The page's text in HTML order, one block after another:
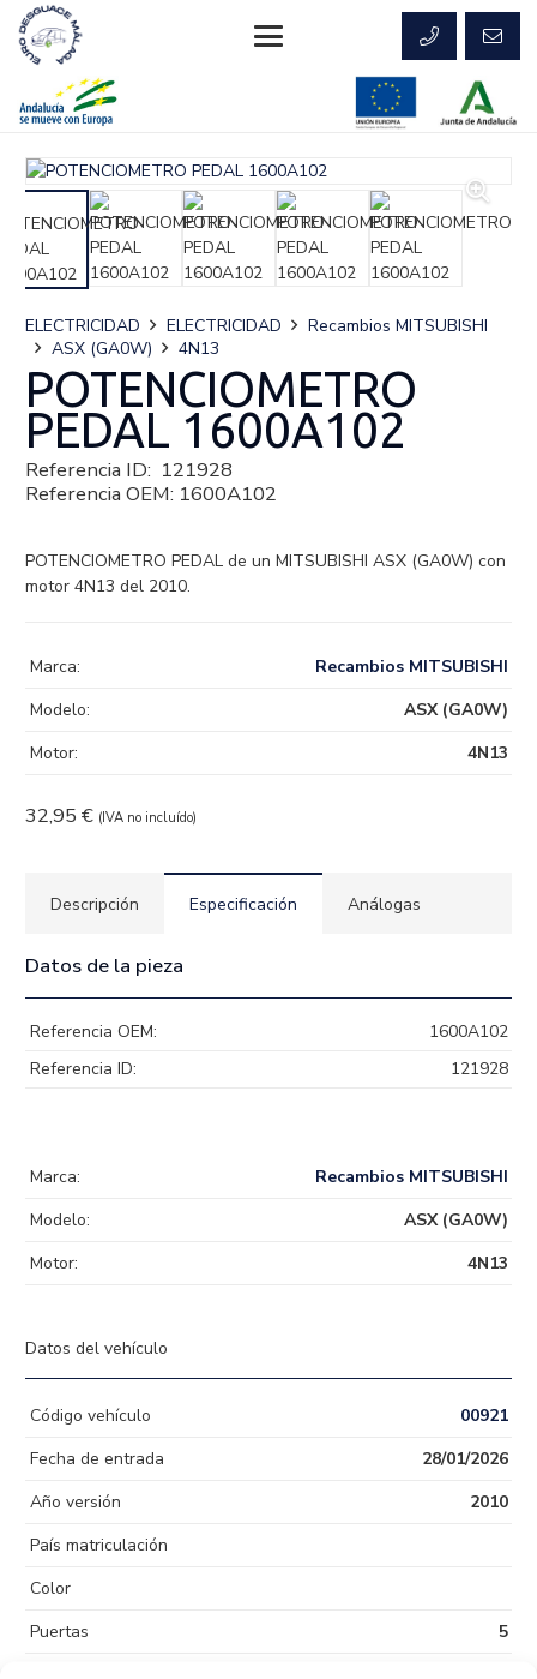
ELECTRICIDAD ELECTRICIDAD
Recambios MITSUBISHI
ASX (GA0W)
4N13
POTENCIOMETRO
PEDAL 1600A102
Referencia ID: 121928
Referencia OEM: 1600A102
POTENCIOMETRO PEDAL de un MITSUBISHI ASX (GA0W) con
motor 4N13 del 2010.
32,95 € (IVA no incluído)
Marca:
Recambios MITSUBISHI
Modelo:
ASX (GA0W)
Motor:
4N13
Descripción Especificación Análogas
Datos de la pieza
Referencia OEM:
1600A102
Referencia ID:
121928
Marca:
Recambios MITSUBISHI
Modelo:
ASX (GA0W)
Motor:
4N13
Datos del vehículo
Código vehículo
00921
Fecha de entrada
28/01/2026
Año versión
2010
País matriculación
Color
Puertas
5